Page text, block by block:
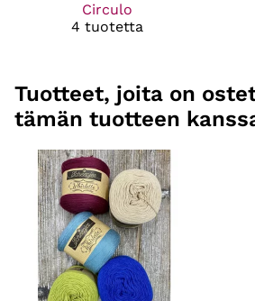
Circulo
4 tuotetta
Tuotteet, joita on
tämän tuotteen